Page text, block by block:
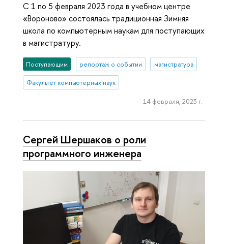
С 1 по 5 февраля 2023 года в учебном центре
«Вороново» состоялась традиционная Зимняя
школа по компьютерным наукам для поступающих
в магистратуру.
Поступающим репортаж о событии магистратура
Факультет компьютерных наук
14 февраля, 2023 г.
Сергей Шершаков о роли
программного инженера